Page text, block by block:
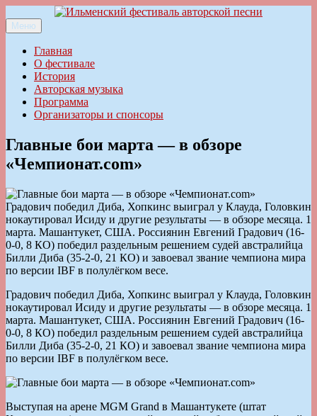
к
содержимому
Ильменский фестиваль авторской песни
Меню
Главная
О фестивале
История
Авторская музыка
Программа
Организаторы и спонсоры
Главные бои марта — в обзоре
«Чемпионат.com»
Градович победил Диба, Хопкинс выиграл у Клауда, Головкин
нокаутировал Исиду и другие результаты — в обзоре месяца. 1
марта. Машантукет, США. Россиянин Евгений Градович (16-
0-0, 8 КО) победил раздельным решением судей австралийца
Билли Диба (35-2-0, 21 КО) и завоевал звание чемпиона мира
по версии IBF в полулёгком весе.
Градович победил Диба, Хопкинс выиграл у Клауда, Головкин
нокаутировал Исиду и другие результаты — в обзоре месяца. 1
марта. Машантукет, США. Россиянин Евгений Градович (16-
0-0, 8 КО) победил раздельным решением судей австралийца
Билли Диба (35-2-0, 21 КО) и завоевал звание чемпиона мира
по версии IBF в полулёгком весе.
Выступая на арене MGM Grand в Машантукете (штат